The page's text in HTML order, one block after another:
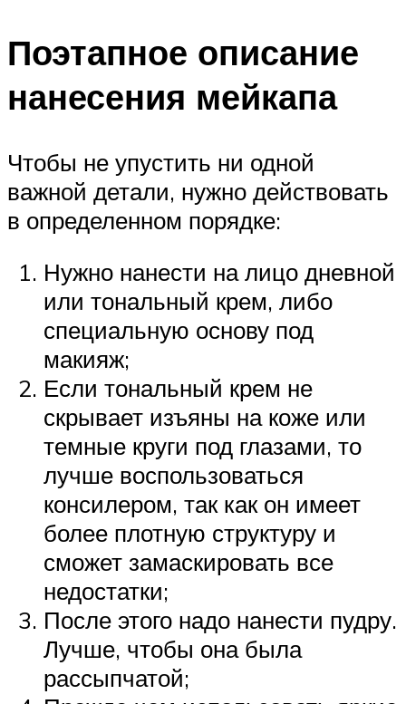
Поэтапное описание
нанесения мейкапа
Чтобы не упустить ни одной
важной детали, нужно действовать
в определенном порядке:
Нужно нанести на лицо дневной
или тональный крем, либо
специальную основу под
макияж;
Если тональный крем не
скрывает изъяны на коже или
темные круги под глазами, то
лучше воспользоваться
консилером, так как он имеет
более плотную структуру и
сможет замаскировать все
недостатки;
После этого надо нанести пудру.
Лучше, чтобы она была
рассыпчатой;